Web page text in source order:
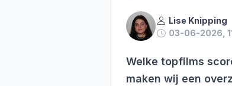
Lise Knipping
03-06-2026,
Welke topfilms
maken wij een